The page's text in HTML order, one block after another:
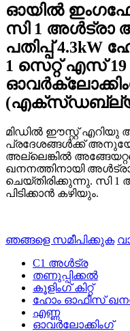
ഓയിൽ
സി 1
പതിപ്പ്
1 സെറ്റ് എസ്
മിഡിൽ ഈസ്റ്റ് എറിയു
പ്രദേശങ്ങൾക്ക്
അല്ലെങ്കിൽ
ഖനനത്തിനായി
ചെയ്തിരിക്കുന്നു. സി
പിടിക്കാൻ കഴിയും.
ഞങ്ങളെ സമീപിക്കുക
C1 അൾട്ര
തണുപ്പിക്കൽ
കൂളിംഗ് കിറ്റ്
ഹോം ഓഫീസ്
എണ്ണ
ഓവർലോക്കിംഗ്